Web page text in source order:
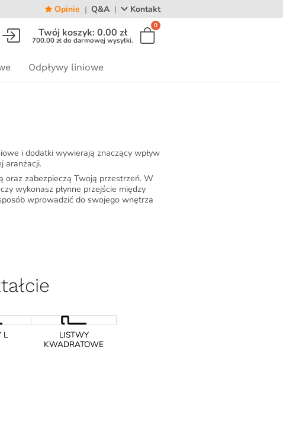
Opinie Q&A Kontakt
Twój koszyk: 0.00 zł
700.00złdo darmowej wysyłki.
0
produktów w koszyku.
Odpływy liniowe
i dodatki wywierają znaczący wpływ
aranżacji.
oraz zabezpieczą Twoją przestrzeń. W
wykonasz płynne przejście między
wprowadzić do swojego wnętrza
L
LISTWY
KWADRATOWE